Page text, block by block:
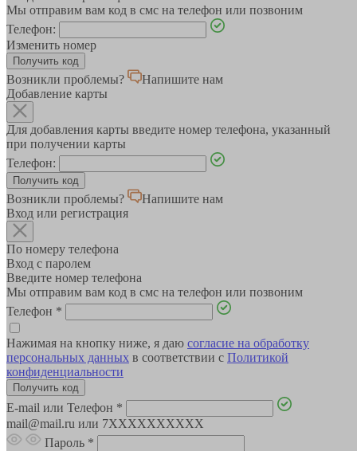
Мы отправим вам код в смс на телефон или позвоним
Телефон:
Изменить номер
Возникли проблемы?
Напишите нам
Добавление карты
Для добавления карты введите номер телефона, указанный
при получении карты
Телефон:
Возникли проблемы?
Напишите нам
Вход или регистрация
По номеру телефона
Вход с паролем
Введите номер телефона
Мы отправим вам код в смс на телефон или позвоним
Телефон *
Нажимая на кнопку ниже, я даю согласие на обработку
персональных данных в соответствии с Политикой
конфиденциальности
E-mail или Телефон *
mail@mail.ru или 7XXXXXXXXXX
Пароль *